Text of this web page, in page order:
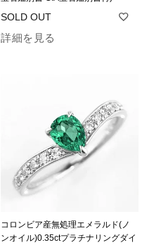
詳細を見る
コロンビア産無処理エメラルド(ノ
ンオイル)0.35ctプラチナリングダイ